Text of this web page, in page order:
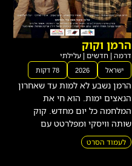
הרמן וקוק
דרמה | חדשים | עלילתי
ישראל 2026 78 דקות
הרמן נשבע לא למות עד שאחרון
הנאצים ימות. הוא חי את
המלחמה כל יום מחדש. קוק
שותה וויסקי ומפלרטט עם
לעמוד הסרט